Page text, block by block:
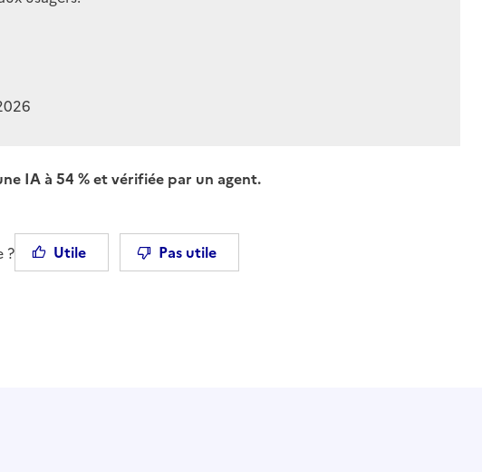
IA à 54 % et vérifiée par un agent.
? Utile Pas utile